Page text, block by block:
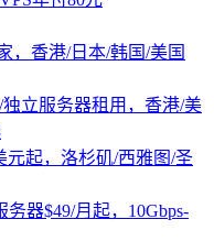
，香港/日本/韩国/美国
立服务器租用，香港/美
元起，洛杉矶/西雅图/圣
务器$49/月起，10Gbps-